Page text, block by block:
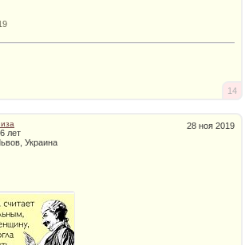
14
28 ноя 2019
лет
Украина